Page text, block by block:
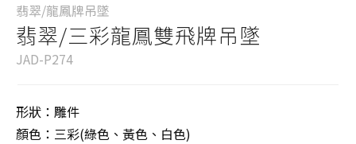
翡翠/龍鳳牌吊墜
翡翠/三彩龍鳳雙飛牌吊墜
JAD-P274
形狀：雕件
顏色：三彩(綠色、黃色、白色)